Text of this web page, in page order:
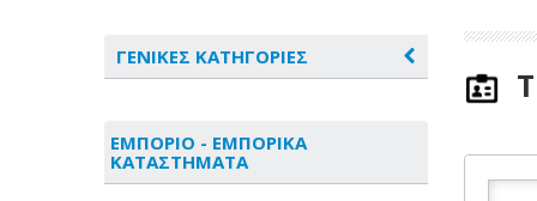
ΓΕΝΙΚΕΣ ΚΑΤΗΓΟΡΙΕΣ
ΑΘΛΗΤΙΣΜΟΣ
ΕΜΠΟΡΙΟ - ΕΜΠΟΡΙΚΑ
ΚΑΤΑΣΤΗΜΑΤΑ